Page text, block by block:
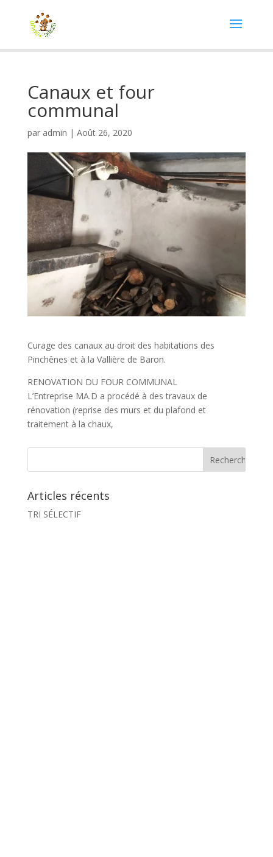
Canaux et four
communal
par admin | Août 26, 2020
Curage des canaux au droit des habitations des
Pinchênes et à la Vallière de Baron.
RENOVATION DU FOUR COMMUNAL
L’Entreprise MA.D a procédé à des travaux de
rénovation (reprise des murs et du plafond et
traitement à la chaux,
Articles récents
TRI SÉLECTIF